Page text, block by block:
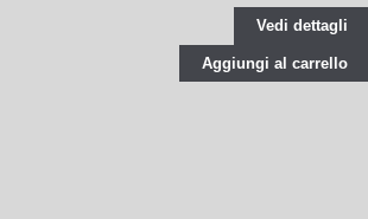
Vedi dettagli
Aggiungi al carrello